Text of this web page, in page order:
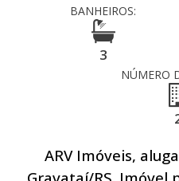
BANHEIROS:
3
NÚMERO
ARV Imóveis,